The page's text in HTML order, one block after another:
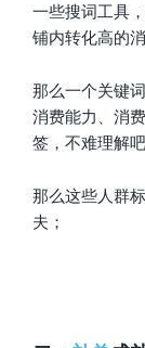
一些搜词工具
铺内转化高的
那么一个关键
消费能力、消
签，不难理解吧
那么这些人群
夫；